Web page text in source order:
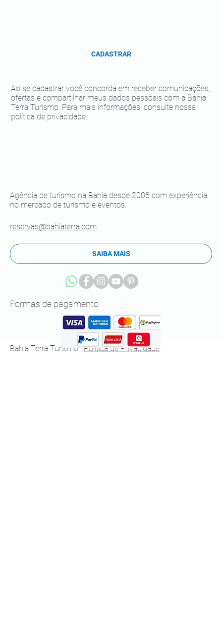
Bahia Terra Turismo |Política de Privacidade
Formas de pagamento
Agência de turismo na Bahia desde 2006 com experiência
no mercado de turismo e eventos.
SAIBA MAIS
reservas@bahiaterra.com
Ao se cadastrar você concorda em receber comunicações,
ofertas e compartilhar meus dados pessoais com a Bahia
Terra Turismo. Para mais informações, consulte nossa
política de privacidade.
CADASTRAR